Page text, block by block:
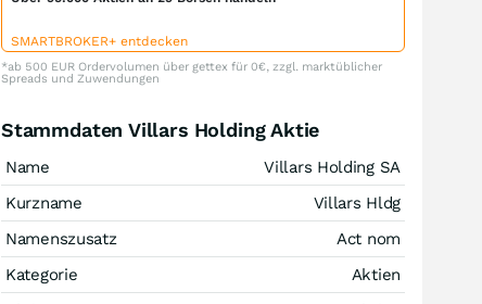
SMARTBROKER+ entdecken
*ab 500 EUR Ordervolumen über gettex für 0€, zzgl. marktüblicher
Spreads und Zuwendungen
Stammdaten Villars Holding Aktie
Name
Villars Holding SA
Kurzname
Villars Hldg
Namenszusatz
Act nom
Kategorie
Aktien